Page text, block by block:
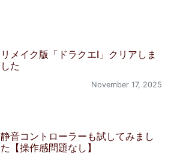
リメイク版「ドラクエI」クリアしま
した
November 17, 2025
静音コントローラーも試してみまし
た【操作感問題なし】